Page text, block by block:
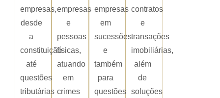
empresas,
desde
a
constituição
até
questões
tributárias
empresas
e
pessoas
físicas,
atuando
em
crimes
empresas
em
sucessões
e
também
para
questões
contratos
e
transações
imobiliárias,
além
de
soluções